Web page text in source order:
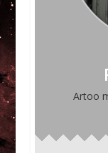
Artoo